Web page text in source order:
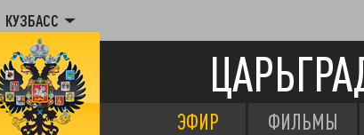
КУЗБАСС
ЭФИР ФИЛЬМЫ